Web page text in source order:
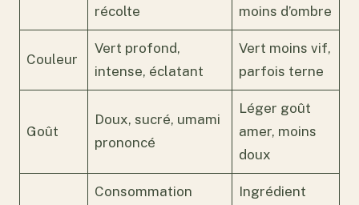
récolte
moins d’ombre
Couleur
Vert profond,
intense, éclatant
Vert moins vif,
parfois terne
Goût
Doux, sucré, umami
prononcé
Léger goût
amer, moins
doux
Consommation
Ingrédient